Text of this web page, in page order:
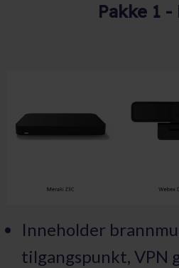
Pakke 1 -
Inneholder
tilgangspunkt, VPN